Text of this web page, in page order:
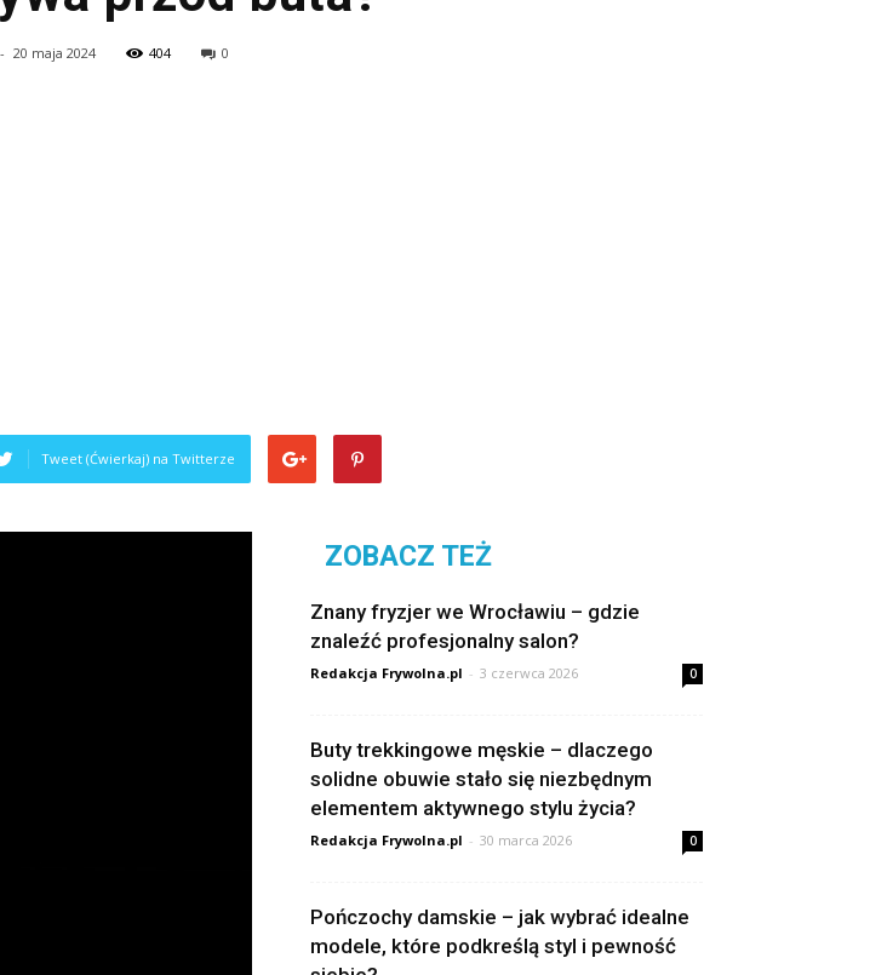
- 20 maja 2024 404 0
Tweet (Ćwierkaj) na Twitterze
ZOBACZ TEŻ
Znany fryzjer we Wrocławiu – gdzie
znaleźć profesjonalny salon?
Redakcja Frywolna.pl - 3 czerwca 2026 0
Buty trekkingowe męskie – dlaczego
solidne obuwie stało się niezbędnym
elementem aktywnego stylu życia?
Redakcja Frywolna.pl - 30 marca 2026 0
Pończochy damskie – jak wybrać idealne
modele, które podkreślą styl i pewność